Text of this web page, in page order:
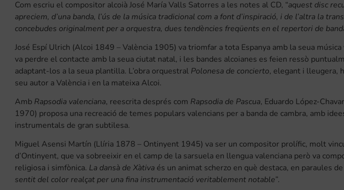
Com escriu el compositor alcoià José María Valls Satorres a les notes al CD, “aquest disc
apreciem, d’una banda, l’ús de la música tradicional com a font d’inspiració, i de l’altra la
concebudes originalment per a orquestra, dues tendències freqüents en el repertori de
José Espí Ulrich (Alcoi 1849 – València 1905) va triomfar a tota Espanya amb la seua
va perdre el contacte amb la seua ciutat natal, i les bandes alcoianes es feien ressò
adaptant-los a la seua plantilla. L’obra orquestral Polonesa de concierto, elegant i lleugera,
seu autor a València i en la mateixa Alcoi.
Amb Rapsodia valenciana, reescrita després com Rapsodia de Pascua, Eduardo López-
1970) proposa una recreació de temes populars valencians per a banda de cambra, amb
instrumentals de gran subtilesa.
Miguel Asensi Martín (Llíria 1878 – Ontinyent 1945) va ser un compositor prolífic, molt
d’Ontinyent, que va sobreeixir en el camp de la sarsuela en llengua valenciana però va
religiosa i simfònica. La dansà de Xàtiva és un animat scherzo en què destaca, en paraules
sentit del color realçat per una fina instrumentació veritablement notable”.